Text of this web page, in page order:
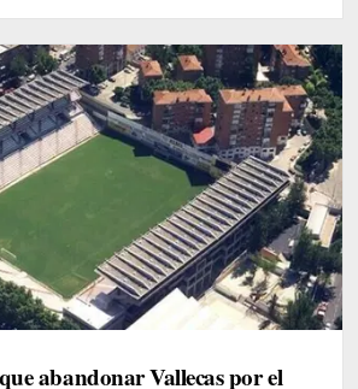
abandonar Vallecas por el